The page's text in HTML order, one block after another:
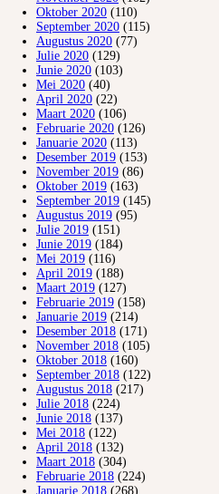
Oktober 2020 (110)
September 2020 (115)
Augustus 2020 (77)
Julie 2020 (129)
Junie 2020 (103)
Mei 2020 (40)
April 2020 (22)
Maart 2020 (106)
Februarie 2020 (126)
Januarie 2020 (113)
Desember 2019 (153)
November 2019 (86)
Oktober 2019 (163)
September 2019 (145)
Augustus 2019 (95)
Julie 2019 (151)
Junie 2019 (184)
Mei 2019 (116)
April 2019 (188)
Maart 2019 (127)
Februarie 2019 (158)
Januarie 2019 (214)
Desember 2018 (171)
November 2018 (105)
Oktober 2018 (160)
September 2018 (122)
Augustus 2018 (217)
Julie 2018 (224)
Junie 2018 (137)
Mei 2018 (122)
April 2018 (132)
Maart 2018 (304)
Februarie 2018 (224)
Januarie 2018 (268)